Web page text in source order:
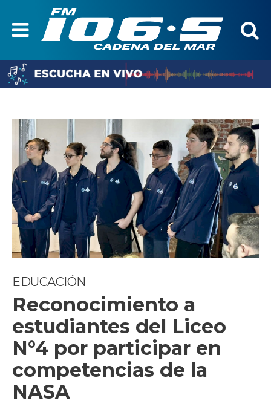
EDUCACIÓN
Reconocimiento a
estudiantes del Liceo
N°4 por participar en
competencias de la
NASA